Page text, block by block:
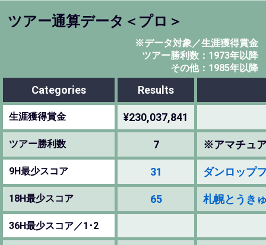
ツアー通算データ＜プロ＞
※データ対象／生涯獲得賞金
ツアー勝利数：1973年以降
その他：1985年以降
Categories Results
生涯獲得賞金 ¥230,037,841
ツアー勝利数 7 ※アマチュ
9H最少スコア 31 ダンロップ
18H最少スコア 65 札幌とうき
36H最少スコア／1･2